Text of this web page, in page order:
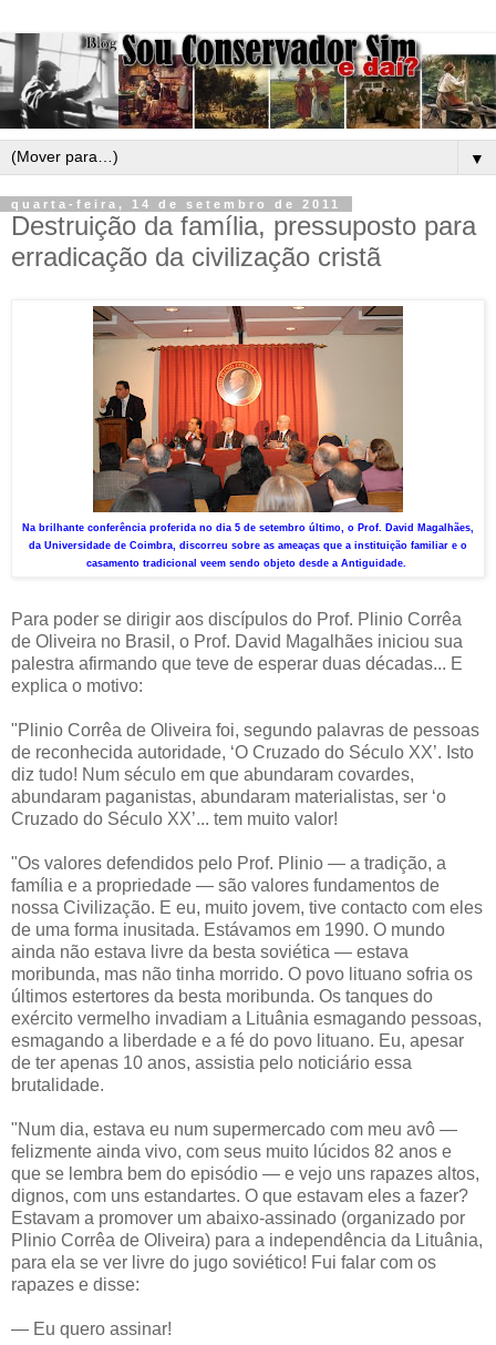
▼
quarta-feira, 14 de setembro de 2011
Destruição da família, pressuposto para
erradicação da civilização cristã
Na brilhante conferência proferida no dia 5 de setembro último, o Prof. David Magalhães,
da Universidade de Coimbra, discorreu sobre as ameaças que a instituição familiar e o
casamento tradicional veem sendo objeto desde a Antiguidade.
Para poder se dirigir aos discípulos do Prof. Plinio Corrêa
de Oliveira no Brasil, o Prof. David Magalhães iniciou sua
palestra afirmando que teve de esperar duas décadas... E
explica o motivo:
"Plinio Corrêa de Oliveira foi, segundo palavras de pessoas
de reconhecida autoridade, ‘O Cruzado do Século XX’. Isto
diz tudo! Num século em que abundaram covardes,
abundaram paganistas, abundaram materialistas, ser ‘o
Cruzado do Século XX’... tem muito valor!
"Os valores defendidos pelo Prof. Plinio — a tradição, a
família e a propriedade — são valores fundamentos de
nossa Civilização. E eu, muito jovem, tive contacto com eles
de uma forma inusitada. Estávamos em 1990. O mundo
ainda não estava livre da besta soviética — estava
moribunda, mas não tinha morrido. O povo lituano sofria os
últimos estertores da besta moribunda. Os tanques do
exército vermelho invadiam a Lituânia esmagando pessoas,
esmagando a liberdade e a fé do povo lituano. Eu, apesar
de ter apenas 10 anos, assistia pelo noticiário essa
brutalidade.
"Num dia, estava eu num supermercado com meu avô —
felizmente ainda vivo, com seus muito lúcidos 82 anos e
que se lembra bem do episódio — e vejo uns rapazes altos,
dignos, com uns estandartes. O que estavam eles a fazer?
Estavam a promover um abaixo-assinado (organizado por
Plinio Corrêa de Oliveira) para a independência da Lituânia,
para ela se ver livre do jugo soviético! Fui falar com os
rapazes e disse:
— Eu quero assinar!